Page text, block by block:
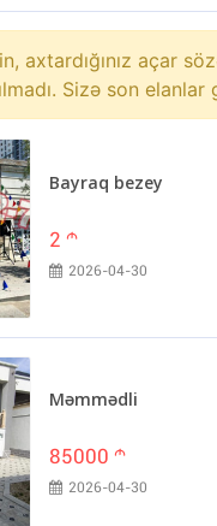
axtardığınız açar
Sizə son elanlar
Bayraq bezey
2 m
2026-04-30
Məmmədli
85000 m
2026-04-30